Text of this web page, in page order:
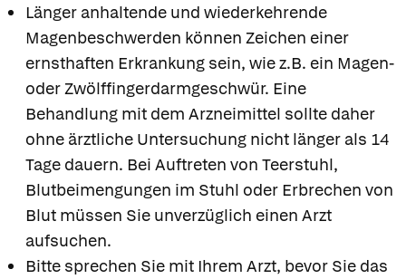
Länger anhaltende und wiederkehrende
Magenbeschwerden können Zeichen einer
ernsthaften Erkrankung sein, wie z.B. ein Magen-
oder Zwölffingerdarmgeschwür. Eine
Behandlung mit dem Arzneimittel sollte daher
ohne ärztliche Untersuchung nicht länger als 14
Tage dauern. Bei Auftreten von Teerstuhl,
Blutbeimengungen im Stuhl oder Erbrechen von
Blut müssen Sie unverzüglich einen Arzt
aufsuchen.
Bitte sprechen Sie mit Ihrem Arzt, bevor Sie das